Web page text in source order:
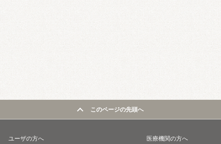
このページの先頭へ
ユーザの方へ 医療機関の方へ